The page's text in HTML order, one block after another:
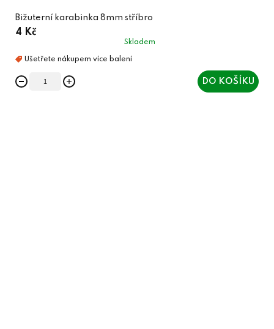
Bižuterní karabinka 8mm stříbro
4 Kč
Skladem
DO KOŠÍKU